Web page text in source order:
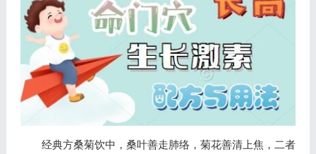
经典方桑菊饮中，桑叶善走肺络，菊花善清上焦，二者